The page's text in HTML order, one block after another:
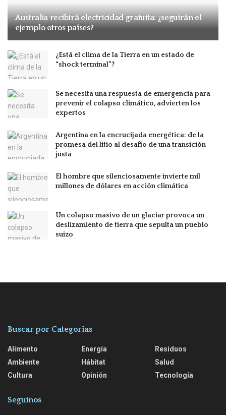
Australia recibirá electricidad gratuita: ¿seguirán el
ejemplo otros países?
¿Está el clima de la Tierra en un estado de
“shock terminal”?
Se necesita una respuesta de emergencia para
prevenir el colapso climático, advierten los
expertos
Argentina en la encrucijada energética: de la
promesa del litio al desafío de una transición
justa
El hombre que silenciosamente invierte mil
millones de dólares en acción climática
Un colapso masivo de un glaciar provoca un
deslizamiento de tierra que sepulta un pueblo
suizo
Buscar por Categorías
Alimento
Ambiente
Cultura
Energía
Hábitat
Opinión
Residuos
Salud
Tecnología
Seguinos